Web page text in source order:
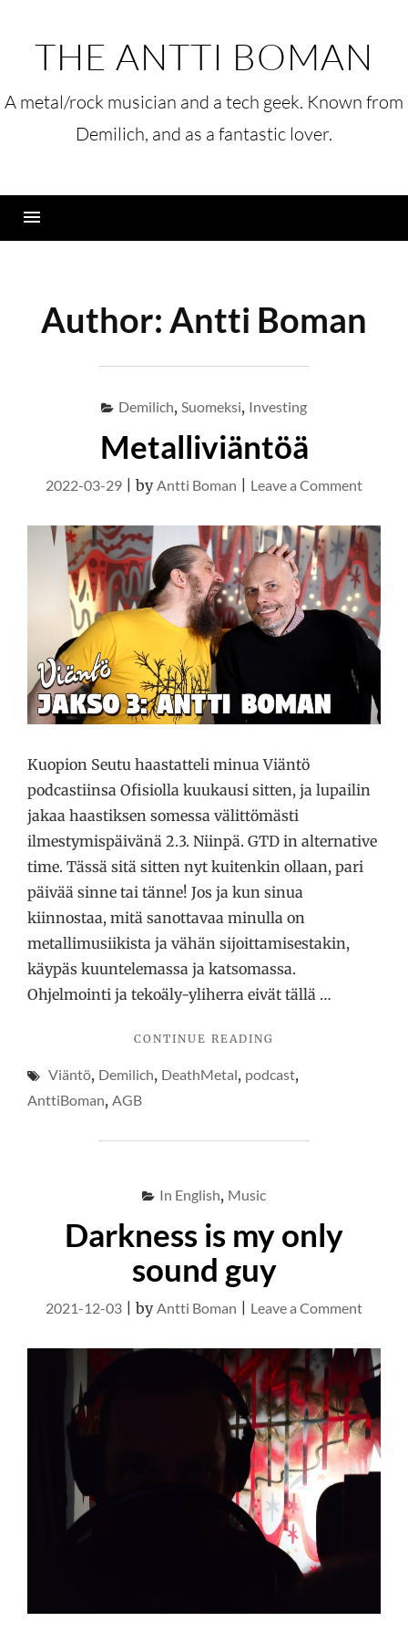
THE ANTTI BOMAN
A metal/rock musician and a tech geek. Known from
Demilich, and as a fantastic lover.
Author: Antti Boman
Demilich, Suomeksi, Investing
Metalliviäntöä
2022-03-29 byAntti Boman Leave a Commenton
Kuopion Seutu haastatteli minua Viäntö
podcastiinsa Ofisiolla kuukausi sitten, ja lupailin
jakaa haastiksen somessa välittömästi
ilmestymispäivänä 2.3. Niinpä. GTD in alternative
time. Tässä sitä sitten nyt kuitenkin ollaan, pari
päivää sinne tai tänne! Jos ja kun sinua
kiinnostaa, mitä sanottavaa minulla on
metallimusiikista ja vähän sijoittamisestakin,
käypäs kuuntelemassa ja katsomassa.
Ohjelmointi ja tekoäly-yliherra eivät tällä …
CONTINUE READING
Viäntö, Demilich, DeathMetal, podcast,
AnttiBoman, AGB
In English, Music
Darkness is my only
sound guy
2021-12-03 byAntti Boman Leave a Commenton
is
my
only
sound
guy